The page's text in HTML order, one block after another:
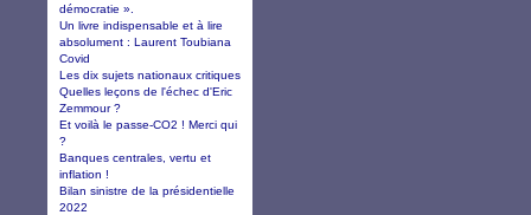
démocratie ».
Un livre indispensable et à lire
absolument : Laurent Toubiana
Covid
Les dix sujets nationaux critiques
Quelles leçons de l'échec d'Eric
Zemmour ?
Et voilà le passe-CO2 ! Merci qui
?
Banques centrales, vertu et
inflation !
Bilan sinistre de la présidentielle
2022